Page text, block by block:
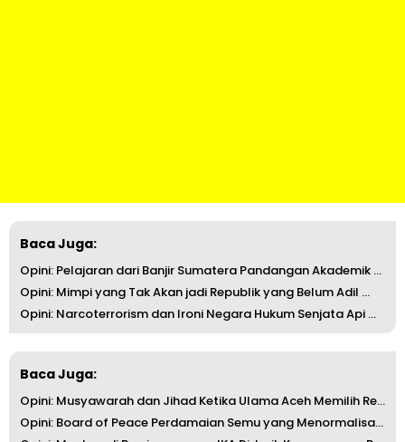
Baca Juga:
Opini: Pelajaran dari Banjir Sumatera Pandangan Akademik ...
Opini: Mimpi yang Tak Akan jadi Republik yang Belum Adil ...
Opini: Narcoterrorism dan Ironi Negara Hukum Senjata Api ...
Baca Juga:
Opini: Musyawarah dan Jihad Ketika Ulama Aceh Memilih Rep...
Opini: Board of Peace Perdamaian Semu yang Menormalisasi ...